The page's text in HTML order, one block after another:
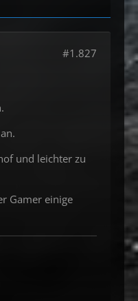
#1.827
und leichter zu
Gamer einige